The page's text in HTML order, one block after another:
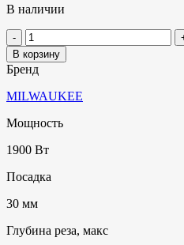
В наличии
В корзину
Бренд
MILWAUKEE
Мощность
1900 Вт
Посадка
30 мм
Глубина реза, макс